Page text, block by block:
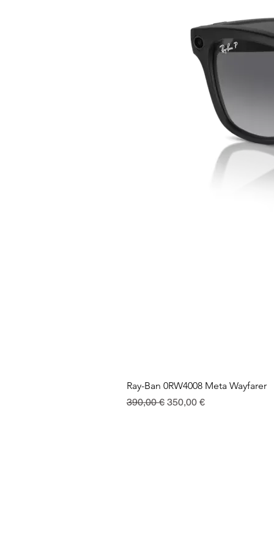
Ray-Ban 0RW4008 Meta Wayfarer
Precio
390,00 € Precio de oferta
350,00 €